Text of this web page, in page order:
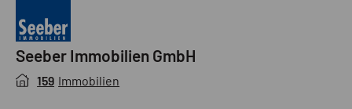
Seeber Immobilien GmbH
159 Immobilien